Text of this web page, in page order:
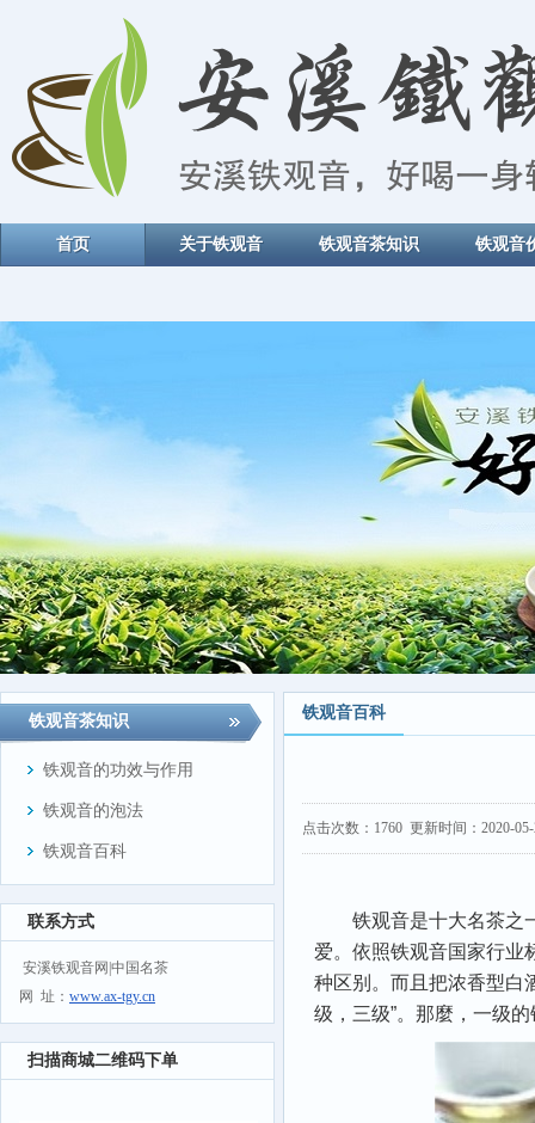
首页 关于铁观音 铁观音茶知识 铁观音
铁观音茶知识
铁观音的功效与作用
铁观音的泡法
铁观音百科
联系方式
安溪铁观音网|中国名茶
网 址： www.ax-tgy.cn
扫描商城二维码下单
铁观音百科
点击次数： 1760 更新时间：2020-
铁观音是十大名茶之
爱。依照铁观音国家行
种区别。而且把浓香型白
级，三级”。那麼，一级